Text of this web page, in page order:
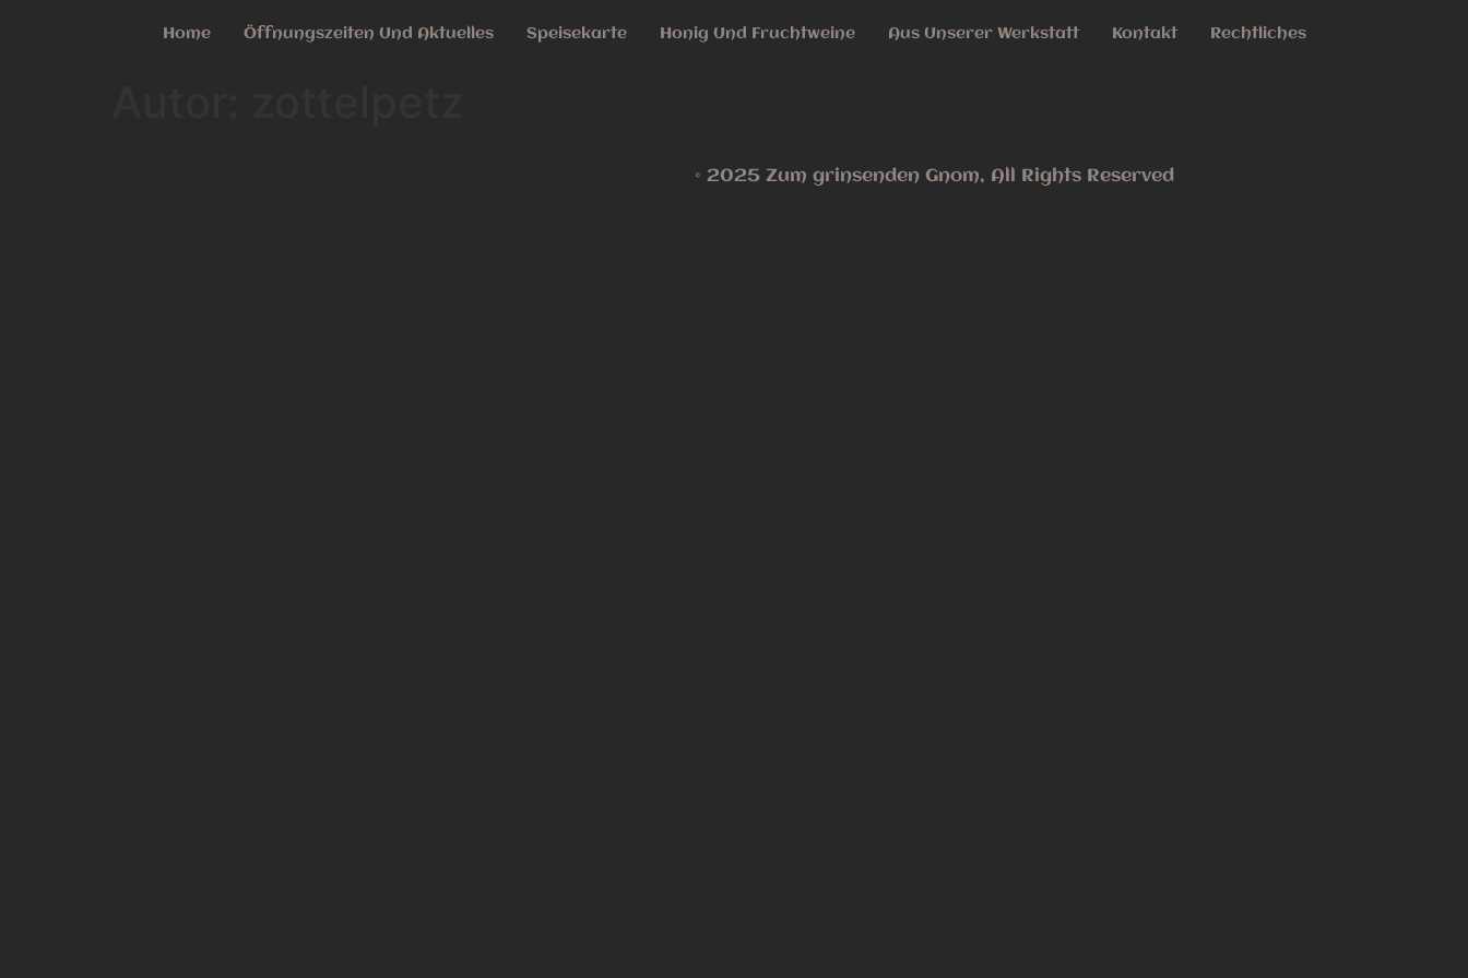
Home Öffnungszeiten Und Aktuelles Speisekarte Honig Und Fruchtweine Aus Unserer Werkstatt Kontakt Rechtliches
© 2025 Zum grinsenden Gnom, All Rights Reserved